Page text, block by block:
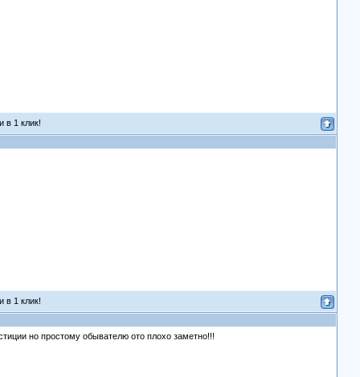
в 1 клик!
в 1 клик!
но простому обывателю ото плохо заметно!!!